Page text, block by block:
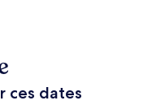
ces dates